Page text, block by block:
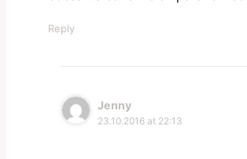
Reply
Jenny
23.10.2016 at 22:13